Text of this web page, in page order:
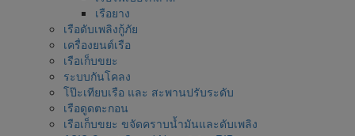
เรือยาง
เรือดับเพลิงกู้ภัย
เครื่องยนต์เรือ
เรือเก็บขยะ
ระบบกันโคลง
โป๊ะเทียบเรือ และ สะพานปรับระดับ
เรือดูดตะกอน
เรือเก็บขยะ ขจัดคราบน้ำมันและดับเพลิง